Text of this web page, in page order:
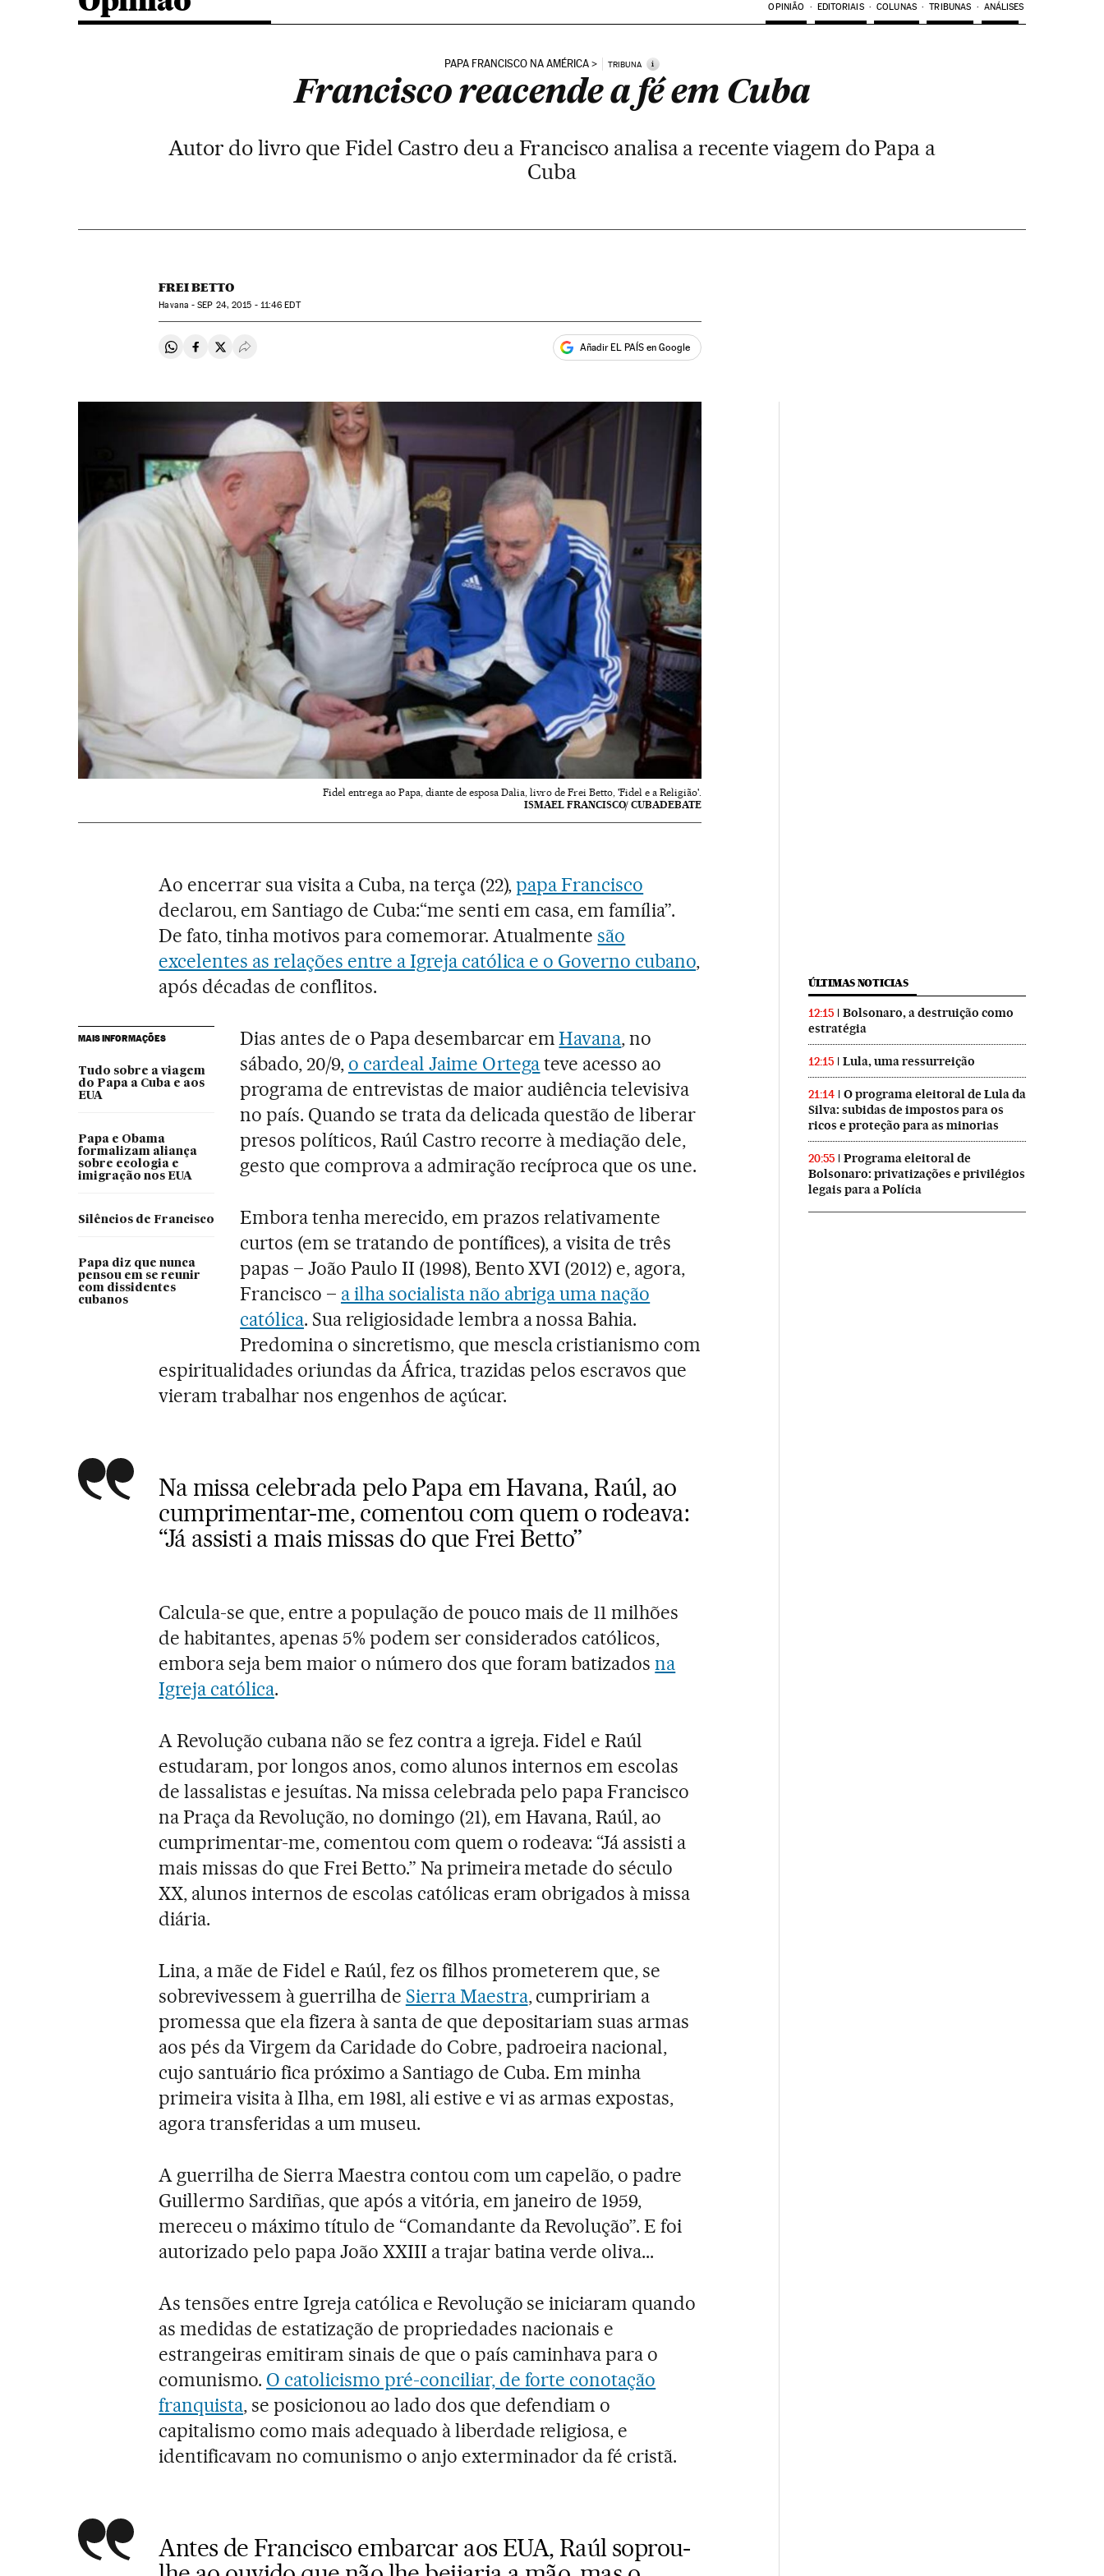
OPINIÃO EDITORIAIS COLUNAS TRIBUNAS ANÁLISES
PAPA FRANCISCO NA AMÉRICA TRIBUNA i
Francisco reacende a fé em Cuba
Autor do livro que Fidel Castro deu a Francisco analisa a recente viagem do Papa a
Cuba
FREI BETTO
Havana -SEP 24, 2015 - 11:46 EDT
Compartir en Whatsapp
Compartir en Facebook
Compartir en Twitter
Desplegar Redes Sociales Añadir EL PAÍS en Google
Fidel entrega ao Papa, diante de esposa Dalia, livro de Frei Betto, 'Fidel e a Religião'.
ISMAEL FRANCISCO/ CUBADEBATE
Ao encerrar sua visita a Cuba, na terça (22),papa Francisco
declarou, em Santiago de Cuba:“me senti em casa, em família”.
De fato, tinha motivos para comemorar. Atualmentesão
excelentes as relações entre a Igreja católica e o Governo cubano,
após décadas de conflitos.
MAIS INFORMAÇÕES
Tudo sobre a viagem
do Papa a Cuba e aos
EUA
Papa e Obama
formalizam aliança
sobre ecologia e
imigração nos EUA
Silêncios de Francisco
Papa diz que nunca
pensou em se reunir
com dissidentes
cubanos
Dias antes de o Papa desembarcar emHavana, no
sábado, 20/9, o cardeal Jaime Ortegateve acesso ao
programa de entrevistas de maior audiência televisiva
no país. Quando se trata da delicada questão de liberar
presos políticos, Raúl Castro recorre à mediação dele,
gesto que comprova a admiração recíproca que os une.
Embora tenha merecido, em prazos relativamente
curtos (em se tratando de pontífices), a visita de três
papas – João Paulo II (1998), Bento XVI (2012) e, agora,
Francisco – a ilha socialista não abriga uma nação
católica. Sua religiosidade lembra a nossa Bahia.
Predomina o sincretismo, que mescla cristianismo com
espiritualidades oriundas da África, trazidas pelos escravos que
vieram trabalhar nos engenhos de açúcar.
Na missa celebrada pelo Papa em Havana, Raúl, ao
cumprimentar-me, comentou com quem o rodeava:
“Já assisti a mais missas do que Frei Betto”
Calcula-se que, entre a população de pouco mais de 11 milhões
de habitantes, apenas 5% podem ser considerados católicos,
embora seja bem maior o número dos que foram batizadosna
Igreja católica.
A Revolução cubana não se fez contra a igreja. Fidel e Raúl
estudaram, por longos anos, como alunos internos em escolas
de lassalistas e jesuítas. Na missa celebrada pelo papa Francisco
na Praça da Revolução, no domingo (21), em Havana, Raúl, ao
cumprimentar-me, comentou com quem o rodeava: “Já assisti a
mais missas do que Frei Betto.” Na primeira metade do século
XX, alunos internos de escolas católicas eram obrigados à missa
diária.
Lina, a mãe de Fidel e Raúl, fez os filhos prometerem que, se
sobrevivessem à guerrilha de Sierra Maestra, cumpririam a
promessa que ela fizera à santa de que depositariam suas armas
aos pés da Virgem da Caridade do Cobre, padroeira nacional,
cujo santuário fica próximo a Santiago de Cuba. Em minha
primeira visita à Ilha, em 1981, ali estive e vi as armas expostas,
agora transferidas a um museu.
A guerrilha de Sierra Maestra contou com um capelão, o padre
Guillermo Sardiñas, que após a vitória, em janeiro de 1959,
mereceu o máximo título de “Comandante da Revolução”. E foi
autorizado pelo papa João XXIII a trajar batina verde oliva...
As tensões entre Igreja católica e Revolução se iniciaram quando
as medidas de estatização de propriedades nacionais e
estrangeiras emitiram sinais de que o país caminhava para o
comunismo. O catolicismo pré-conciliar, de forte conotação
franquista, se posicionou ao lado dos que defendiam o
capitalismo como mais adequado à liberdade religiosa, e
identificavam no comunismo o anjo exterminador da fé cristã.
Antes de Francisco embarcar aos EUA, Raúl soprou-
ÚLTIMAS NOTICIAS
12:15
Bolsonaro, a destruição como
estratégia
12:15 Lula, uma ressurreição
21:14
O programa eleitoral de Lula da
Silva: subidas de impostos para os
ricos e proteção para as minorias
20:55
Programa eleitoral de
Bolsonaro: privatizações e privilégios
legais para a Polícia